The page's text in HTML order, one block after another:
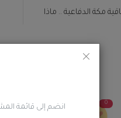
انضم إلى قائمة
مكة الدفاعية .. ماذا
0
0